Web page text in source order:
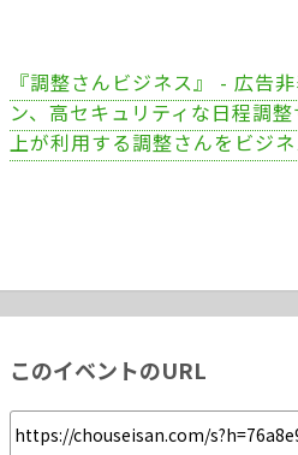
『調整さんビジネス』 - 広告
ン、高セキュリティな日程調
上が利用する調整さんをビジ
このイベントのURL